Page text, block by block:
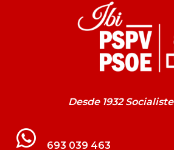
Desde 1932
693 039 463